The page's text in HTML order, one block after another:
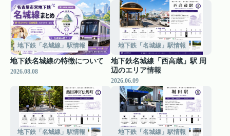
地下鉄「名城線」駅情報
地下鉄名城線の特徴について
2026.08.08
地下鉄「名城線」駅情報
地下鉄名城線「西高蔵」駅 周
辺のエリア情報
2026.06.09
地下鉄「名城線」駅情報 地下鉄「名城線」駅情報